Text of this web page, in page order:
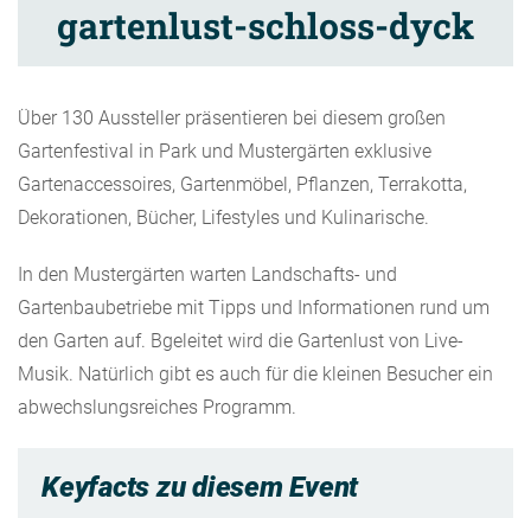
gartenlust-schloss-dyck
Über 130 Aussteller präsentieren bei diesem großen
Gartenfestival in Park und Mustergärten exklusive
Gartenaccessoires, Gartenmöbel, Pflanzen, Terrakotta,
Dekorationen, Bücher, Lifestyles und Kulinarische.
In den Mustergärten warten Landschafts- und
Gartenbaubetriebe mit Tipps und Informationen rund um
den Garten auf. Bgeleitet wird die Gartenlust von Live-
Musik. Natürlich gibt es auch für die kleinen Besucher ein
abwechslungsreiches Programm.
Keyfacts zu diesem Event